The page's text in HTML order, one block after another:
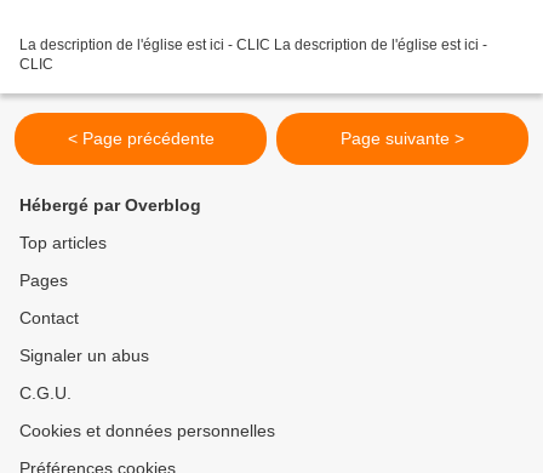
La description de l'église est ici - CLIC La description de l'église est ici -
CLIC
< Page précédente Page suivante >
Hébergé par Overblog
Top articles
Pages
Contact
Signaler un abus
C.G.U.
Cookies et données personnelles
Préférences cookies